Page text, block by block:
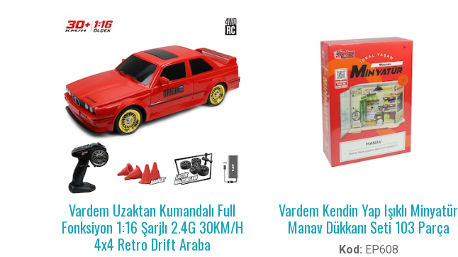
Vardem Uzaktan Kumandalı Full
Fonksiyon 1:16 Şarjlı 2.4G 30KM/H
4x4 Retro Drift Araba
Vardem Kendin Yap Işıklı Minyatür
Manav Dükkanı Seti 103 Parça
Kod: EP608